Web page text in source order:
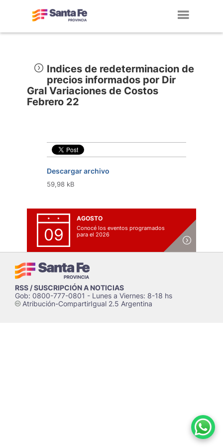
Indices de redeterminacion de
precios informados por Dir
Gral Variaciones de Costos
Febrero 22
Descargar archivo
59,98 kB
09
AGOSTO
Conocé los eventos programados
para el 2026
RSS / SUSCRIPCIÓN A NOTICIAS
Gob: 0800-777-0801 - Lunes a Viernes: 8-18 hs
cAtribución-CompartirIgual 2.5 Argentina